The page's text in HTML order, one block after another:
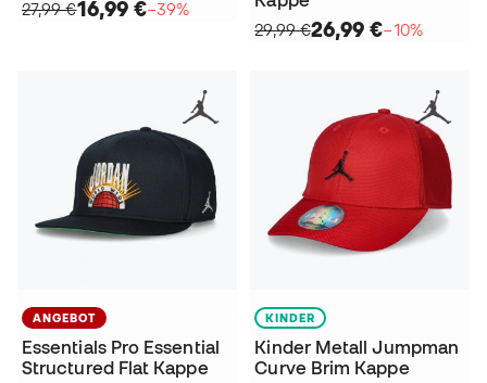
27,99 €16,99 €−39%
29,99 €26,99 €−10%
ANGEBOT
Essentials Pro Essential
Structured Flat Kappe
KINDER
Kinder Metall Jumpman
Curve Brim Kappe